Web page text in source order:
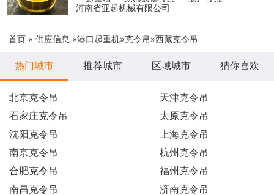
河南省亚起机械有限公司
首页 » 供应信息 »港口起重机»克令吊»西藏克令吊
热门城市 推荐城市 区域城市 猜你喜欢
北京克令吊
天津克令吊
石家庄克令吊
太原克令吊
沈阳克令吊
上海克令吊
南京克令吊
杭州克令吊
合肥克令吊
福州克令吊
南昌克令吊
济南克令吊